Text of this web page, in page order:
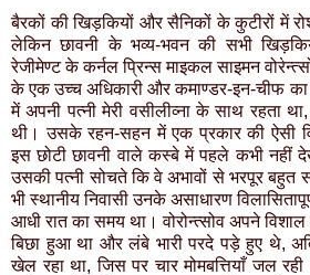
बैरकों की खिड़कियों और सैनिकों के कुटीरों में
लेकिन छावनी के भव्य-भवन की सभी
रेजीमेण्ट के कर्नल प्रिन्स माइकल साइमन
के एक उच्च अधिकारी और कमाण्डर-इन-चीफ का
में अपनी पत्नी मेरी वसीलीव्ना के साथ रहता
थी। उसके रहन-सहन में एक प्रकार की ऐसी
इस छोटी छावनी वाले कस्बे में पहले कभी नहीं
उसकी पत्नी सोचते कि वे अभावों से भरपूर बहुत
भी स्थानीय निवासी उनके असाधारण
आधी रात का समय था। वोरोन्त्सोव अपने
बिछा हुआ था और लंबे भारी परदे पड़े हुए थे,
खेल रहा था, जिस पर चार मोमबत्तियाँ जल